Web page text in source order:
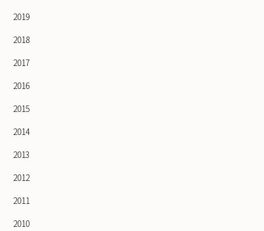
2019
2018
2017
2016
2015
2014
2013
2012
2011
2010